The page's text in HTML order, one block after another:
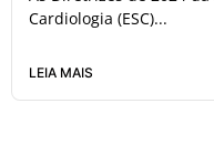
Cardiologia (ESC)...
LEIA MAIS